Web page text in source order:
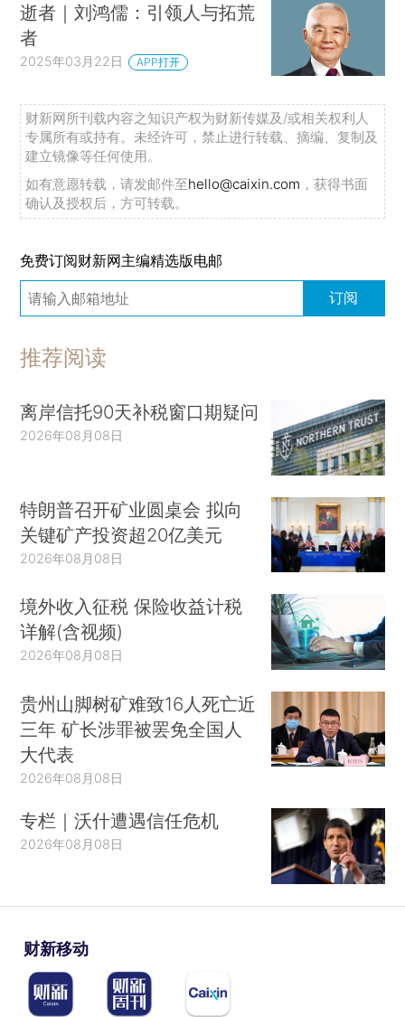
逝者｜刘鸿儒：引领人与拓荒
者
2025年03月22日 APP打开
财新网所刊载内容之知识产权为财新传媒及/或相关权利人
专属所有或持有。未经许可，禁止进行转载、摘编、复制及
建立镜像等任何使用。
如有意愿转载，请发邮件至hello@caixin.com ，获得书面
确认及授权后，方可转载。
免费订阅财新网主编精选版电邮
订阅
推荐阅读
离岸信托90天补税窗口期疑问
2026年08月08日
特朗普召开矿业圆桌会 拟向
关键矿产投资超20亿美元
2026年08月08日
境外收入征税 保险收益计税
详解(含视频)
2026年08月08日
贵州山脚树矿难致16人死亡近
三年 矿长涉罪被罢免全国人
大代表
2026年08月08日
专栏｜沃什遭遇信任危机
2026年08月08日
财新移动